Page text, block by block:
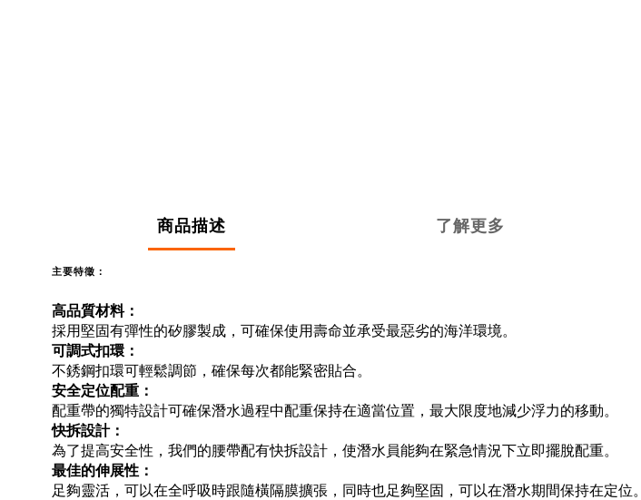
商品描述 了解更多
主要特徵：
高品質材料：
採用堅固有彈性的矽膠製成，可確保使用壽命並承受最惡劣的海洋環境。
可調式扣環：
不銹鋼扣環可輕鬆調節，確保每次都能緊密貼合。
安全定位配重：
配重帶的獨特設計可確保潛水過程中配重保持在適當位置，最大限度地減少浮力的移動。
快拆設計：
為了提高安全性，我們的腰帶配有快拆設計，使潛水員能夠在緊急情況下立即擺脫配重。
最佳的伸展性：
足夠靈活，可以在全呼吸時跟隨橫隔膜擴張，同時也足夠堅固，可以在潛水期間保持在定位。